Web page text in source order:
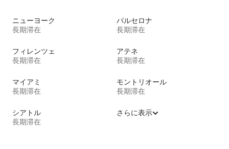
ニューヨーク
長期滞在
バルセロナ
長期滞在
フィレンツェ
長期滞在
アテネ
長期滞在
マイアミ
長期滞在
モントリオール
長期滞在
シアトル
長期滞在
さらに表示